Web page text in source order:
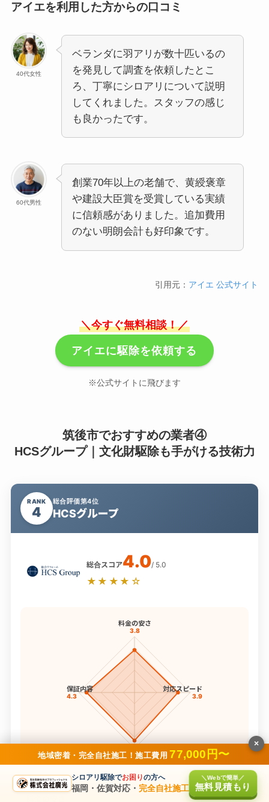
アイエを利用した方からの口コミ
40代女性
ベランダに羽アリが数十匹いるの
を発見して調査を依頼したとこ
ろ、丁寧にシロアリについて説明
してくれました。スタッフの感じ
も良かったです。
60代男性
創業70年以上の老舗で、黄綬褒章
や建設大臣賞を受賞している実績
に信頼感がありました。追加費用
のない明朗会計も好印象です。
引用元： アイエ 公式サイト
＼今すぐ無料相談！／
アイエに駆除を依頼する
※公式サイトに飛びます
筑後市でおすすめの業者④
HCSグループ｜文化財駆除も手がける技術力
RANK
4
総合評価第4位
HCSグループ
総合スコア4.0/ 5.0
★★★★☆
料金の安さ
3.8
対応スピード
3.9
実績・専門性
4.3
保証内容
4.3
4項目スコア
3.8点
地域密着・完全自社施工！施工費用 77,000円〜
シロアリ駆除でお困りの方へ
福岡・佐賀対応・ 完全自社施工
＼Webで簡単／
無料見積もり
×